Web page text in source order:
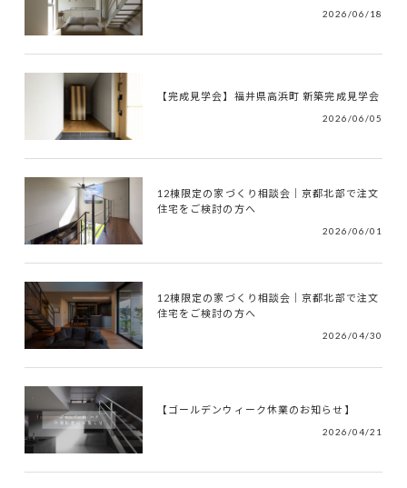
2026/06/18
【完成見学会】福井県高浜町 新築完成見学会
2026/06/05
12棟限定の家づくり相談会｜京都北部で注文
住宅をご検討の方へ
2026/06/01
12棟限定の家づくり相談会｜京都北部で注文
住宅をご検討の方へ
2026/04/30
【ゴールデンウィーク休業のお知らせ】
2026/04/21